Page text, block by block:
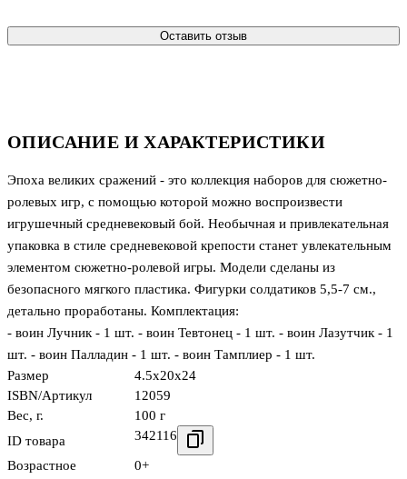
ОПИСАНИЕ И ХАРАКТЕРИСТИКИ
Эпоха великих сражений - это коллекция наборов для сюжетно-
ролевых игр, с помощью которой можно воспроизвести
игрушечный средневековый бой. Необычная и привлекательная
упаковка в стиле средневековой крепости станет увлекательным
элементом сюжетно-ролевой игры. Модели сделаны из
безопасного мягкого пластика. Фигурки солдатиков 5,5-7 см.,
детально проработаны. Комплектация:
- воин Лучник - 1 шт. - воин Тевтонец - 1 шт. - воин Лазутчик - 1
шт. - воин Палладин - 1 шт. - воин Тамплиер - 1 шт.
Размер
4.5x20x24
ISBN/Артикул
12059
Вес, г.
100 г
ID товара
342116
Возрастное
0+
Оставить отзыв